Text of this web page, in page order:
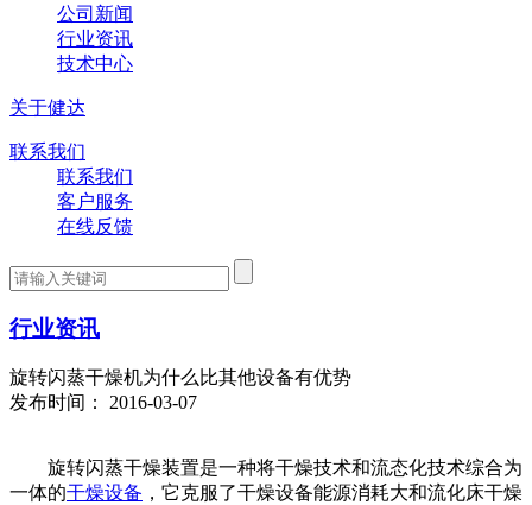
公司新闻
行业资讯
技术中心
关于健达
联系我们
联系我们
客户服务
在线反馈
行业资讯
旋转闪蒸干燥机为什么比其他设备有优势
发布时间： 2016-03-07
旋转闪蒸干燥装置是一种将干燥技术和流态化技术综合为
一体的干燥设备 ，它克服了干燥设备能源消耗大和流化床干燥